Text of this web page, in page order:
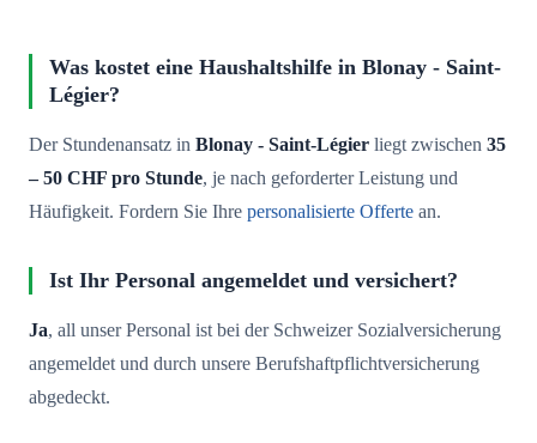
Was kostet eine Haushaltshilfe in Blonay - Saint-
Légier?
Der Stundenansatz in Blonay - Saint-Légier liegt zwischen 35
– 50 CHF pro Stunde, je nach geforderter Leistung und
Häufigkeit. Fordern Sie Ihre personalisierte Offerte an.
Ist Ihr Personal angemeldet und versichert?
Ja, all unser Personal ist bei der Schweizer Sozialversicherung
angemeldet und durch unsere Berufshaftpflichtversicherung
abgedeckt.